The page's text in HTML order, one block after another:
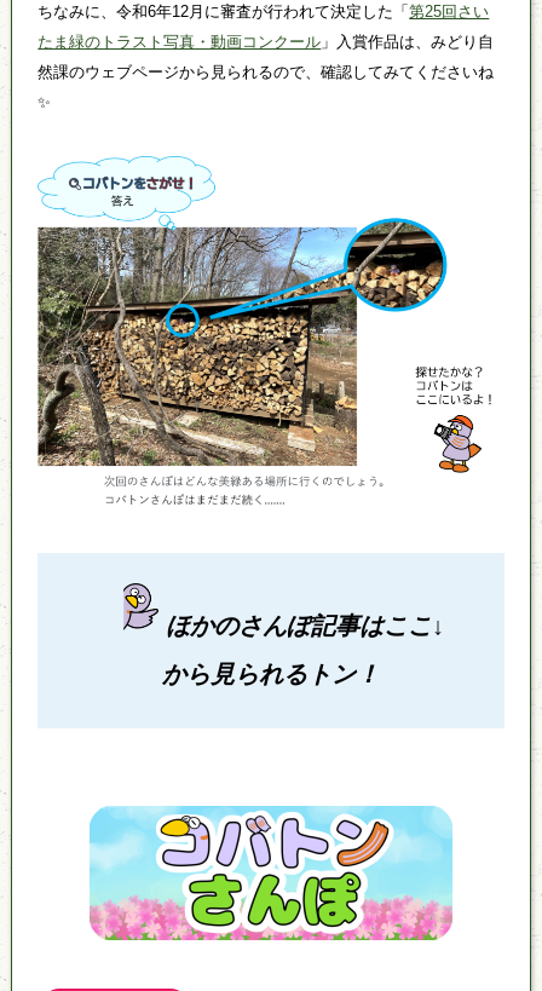
ちなみに、令和6年12月に審査が行われて決定した「第25回さい
たま緑のトラスト写真・動画コンクール 」入賞作品は、みどり自
然課のウェブページから見られるので、確認してみてくださいね
✨
ほかのさんぽ記事はここ↓
から見られるトン！